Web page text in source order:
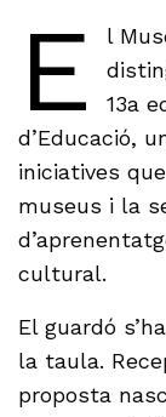
E
l
13a
d’Educació,
iniciatives
museus i la
cultural.
El guardó
la taula.
proposta